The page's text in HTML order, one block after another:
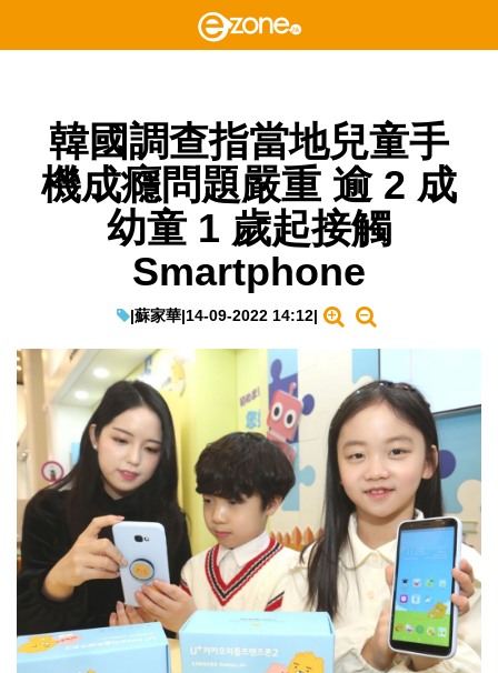
韓國調查指當地兒童手
機成癮問題嚴重 逾 2 成
幼童 1 歲起接觸
Smartphone
|蘇家華|14-09-2022 14:12|